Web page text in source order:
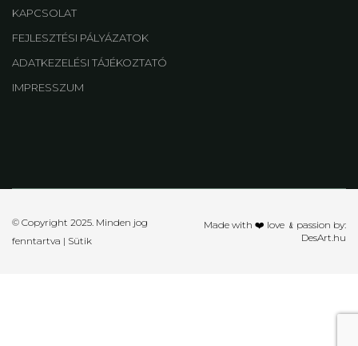
KAPCSOLAT
FEJLESZTÉSI PÁLYÁZATOK
ADATKEZELÉSI TÁJÉKOZTATÓ
IMPRESSZUM
Made with ❤️ love ﹠passion by:
DesArt.hu
© Copyright 2025. Minden jog
fenntartva | Sütik